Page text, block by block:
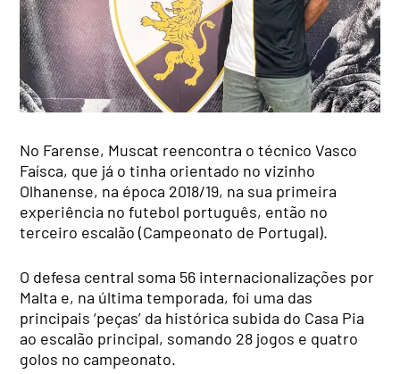
No Farense, Muscat reencontra o técnico Vasco
Faísca, que já o tinha orientado no vizinho
Olhanense, na época 2018/19, na sua primeira
experiência no futebol português, então no
terceiro escalão (Campeonato de Portugal).
O defesa central soma 56 internacionalizações por
Malta e, na última temporada, foi uma das
principais ‘peças’ da histórica subida do Casa Pia
ao escalão principal, somando 28 jogos e quatro
golos no campeonato.